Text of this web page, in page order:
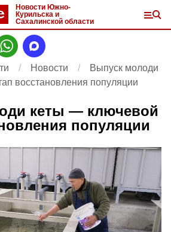
Новости Южно-
Курильска и
Сахалинской области
Новости
Выпуск молоди
восстановления популяции
кеты — ключевой
популяции